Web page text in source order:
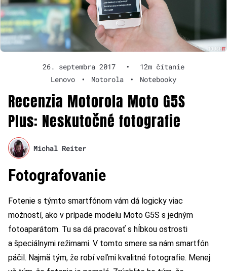
26. septembra 2017 •
12m čítanie
Lenovo
• Motorola • Notebooky
Recenzia Motorola Moto G5S
Plus: Neskutočné fotografie
Michal Reiter
Fotografovanie
Fotenie s týmto smartfónom vám dá logicky viac
možností, ako v prípade modelu Moto G5S s jedným
fotoaparátom. Tu sa dá pracovať s hĺbkou ostrosti
a špeciálnymi režimami. V tomto smere sa nám smartfón
páčil. Najmä tým, že robí veľmi kvalitné fotografie. Menej